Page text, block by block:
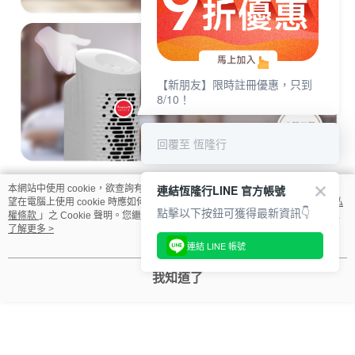
本網站中使用 cookie，欲查詢有關本網站使用 cookie 方式之詳情，及若您不希
望在電腦上使用 cookie 時應如何變更電腦的 cookie 設定，請參閱本網站「
隱私
權條款 」之 Cookie 聲明。您繼續使用本網站即表示您同意本公司得按本網站使
用條款之 Cookie 聲明使用 cookie。
了解更多 >
我知道了
【新朋友】限時註冊優惠，只到
8/10！
回覆至 恆隆行
連結恆隆行LINE 官方帳號
點擊以下按鈕可獲得最新資訊👇
連結 LINE 帳號